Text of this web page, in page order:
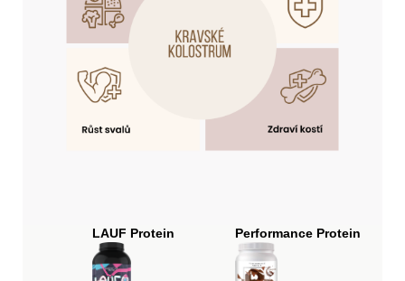
LAUF Protein Performance Protein